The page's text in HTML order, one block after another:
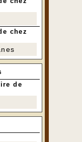
chez
de